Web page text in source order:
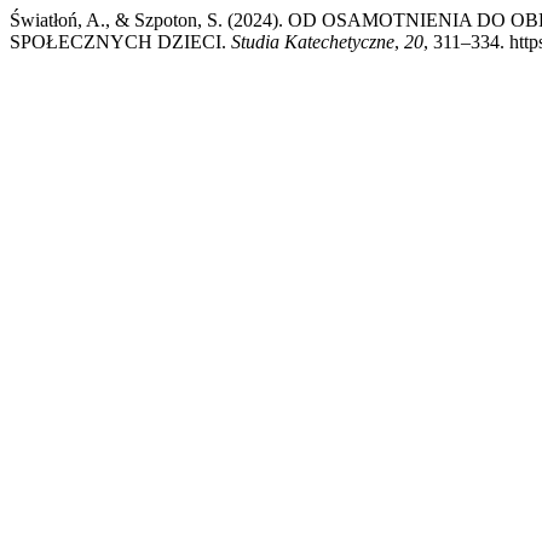
Światłoń, A., & Szpoton, S. (2024). OD OSAMOTNIENIA DO
SPOŁECZNYCH DZIECI. Studia Katechetyczne, 20, 311–334.